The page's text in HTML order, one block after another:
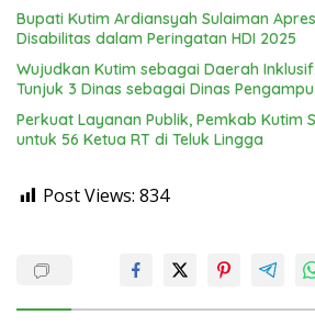
Bupati Kutim Ardiansyah Sulaiman
Disabilitas dalam Peringatan HDI 2025
Wujudkan Kutim sebagai Daerah
Tunjuk 3 Dinas sebagai Dinas Pengampu
Perkuat Layanan Publik, Pemkab Kutim
untuk 56 Ketua RT di Teluk Lingga
Post Views: 834